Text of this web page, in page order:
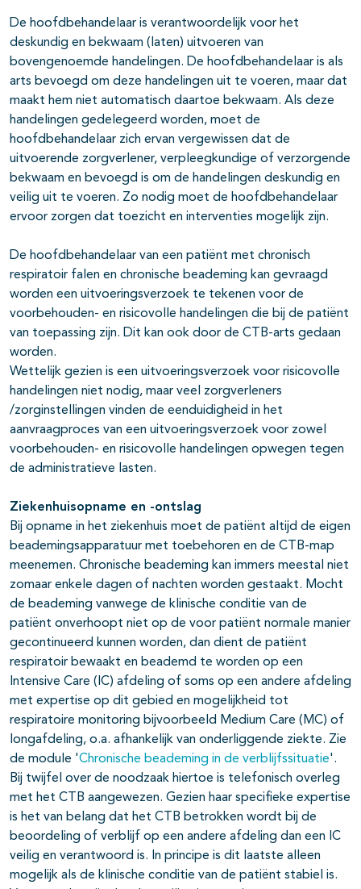
De hoofdbehandelaar is verantwoordelijk voor het
deskundig en bekwaam (laten) uitvoeren van
bovengenoemde handelingen. De hoofdbehandelaar is als
arts bevoegd om deze handelingen uit te voeren, maar dat
maakt hem niet automatisch daartoe bekwaam. Als deze
handelingen gedelegeerd worden, moet de
hoofdbehandelaar zich ervan vergewissen dat de
uitvoerende zorgverlener, verpleegkundige of verzorgende
bekwaam en bevoegd is om de handelingen deskundig en
veilig uit te voeren. Zo nodig moet de hoofdbehandelaar
ervoor zorgen dat toezicht en interventies mogelijk zijn.
De hoofdbehandelaar van een patiënt met chronisch
respiratoir falen en chronische beademing kan gevraagd
worden een uitvoeringsverzoek te tekenen voor de
voorbehouden- en risicovolle handelingen die bij de patiënt
van toepassing zijn. Dit kan ook door de CTB-arts gedaan
worden.
Wettelijk gezien is een uitvoeringsverzoek voor risicovolle
handelingen niet nodig, maar veel zorgverleners
/zorginstellingen vinden de eenduidigheid in het
aanvraagproces van een uitvoeringsverzoek voor zowel
voorbehouden- en risicovolle handelingen opwegen tegen
de administratieve lasten.
Ziekenhuisopname en -ontslag
Bij opname in het ziekenhuis moet de patiënt altijd de eigen
beademingsapparatuur met toebehoren en de CTB-map
meenemen. Chronische beademing kan immers meestal niet
zomaar enkele dagen of nachten worden gestaakt. Mocht
de beademing vanwege de klinische conditie van de
patiënt onverhoopt niet op de voor patiënt normale manier
gecontinueerd kunnen worden, dan dient de patiënt
respiratoir bewaakt en beademd te worden op een
Intensive Care (IC) afdeling of soms op een andere afdeling
met expertise op dit gebied en mogelijkheid tot
respiratoire monitoring bijvoorbeeld Medium Care (MC) of
longafdeling, o.a. afhankelijk van onderliggende ziekte. Zie
de module 'Chronische beademing in de verblijfssituatie'.
Bij twijfel over de noodzaak hiertoe is telefonisch overleg
met het CTB aangewezen. Gezien haar specifieke expertise
is het van belang dat het CTB betrokken wordt bij de
beoordeling of verblijf op een andere afdeling dan een IC
veilig en verantwoord is. In principe is dit laatste alleen
mogelijk als de klinische conditie van de patiënt stabiel is.